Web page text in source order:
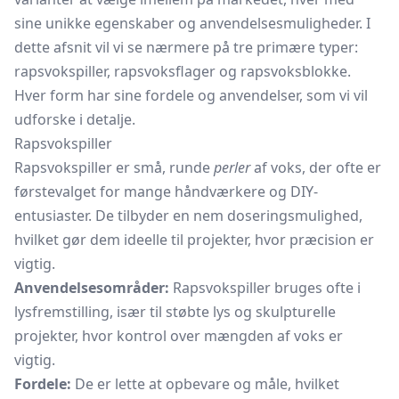
sine unikke egenskaber og anvendelsesmuligheder. I
dette afsnit vil vi se nærmere på tre primære typer:
rapsvokspiller, rapsvoksflager og rapsvoksblokke.
Hver form har sine fordele og anvendelser, som vi vil
udforske i detalje.
Rapsvokspiller
Rapsvokspiller er små, rundeperleraf voks, der ofte er
førstevalget for mange håndværkere og DIY-
entusiaster. De tilbyder en nem doseringsmulighed,
hvilket gør dem ideelle til projekter, hvor præcision er
vigtig.
Anvendelsesområder: Rapsvokspiller bruges ofte i
lysfremstilling, især til støbte lys og skulpturelle
projekter, hvor kontrol over mængden af voks er
vigtig.
Fordele: De er lette at opbevare og måle, hvilket